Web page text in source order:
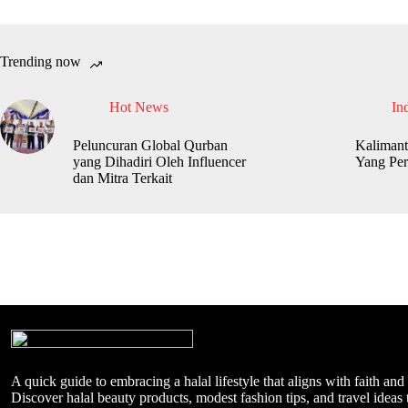
Trending now
Hot News
Peluncuran Global Qurban
yang Dihadiri Oleh Influencer
dan Mitra Terkait
Yang
A quick guide to embracing a halal lifestyle that aligns with faith
Discover halal beauty products, modest fashion tips, and travel